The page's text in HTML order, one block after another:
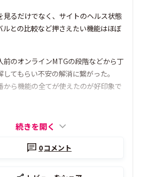
見るだけでなく、サイトのヘルス状態
ルとの比較など押さえたい機能はほぼ
前のオンラインMTGの段階などから丁
てもらい不安の解消に繋がった。
から機能の全てが使えたのが好印象で
続きを開く
0コメント